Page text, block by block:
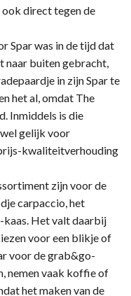
direct tegen de
Spar was in de tijd dat
naar buiten gebracht,
in zijn Spar te
het al, omdat The
Inmiddels is die
gelijk voor
kwaliteitverhouding
zijn voor de
carpaccio, het
kaas. Het valt daarbij
voor een blikje of
voor de grab&go-
nemen vaak koffie of
het maken van de